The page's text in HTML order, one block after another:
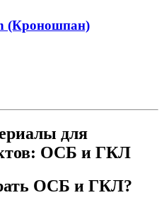
(Кроношпан)
для
ОСБ и ГКЛ
ОСБ и ГКЛ?